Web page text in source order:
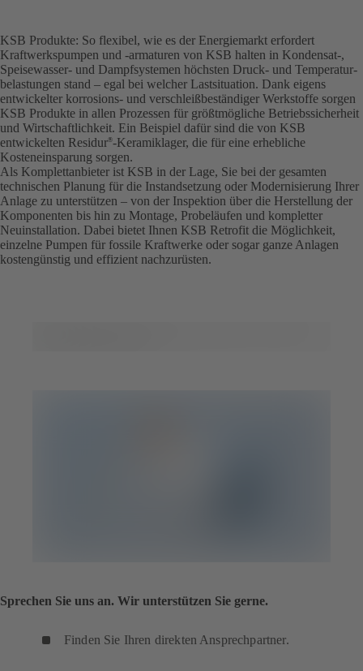
KSB Produkte: So flexibel, wie es der Energiemarkt erfordert
Kraftwerkspumpen und -armaturen von KSB halten in Kondensat-,
Speisewasser- und Dampfsystemen höchsten Druck- und Temperatur­
belastungen stand – egal bei welcher Lastsituation. Dank eigens
entwickelter korrosions- und verschleiß­beständiger Werkstoffe sorgen
KSB Produkte in allen Prozessen für größtmögliche Betriebssicherheit
und Wirtschaftlichkeit. Ein Beispiel dafür sind die von KSB
entwickelten Residur® -Keramiklager, die für eine erhebliche
Kosteneinsparung sorgen.
Als Komplettanbieter ist KSB in der Lage, Sie bei der gesamten
technischen Planung für die Instandsetzung oder Modernisierung Ihrer
Anlage zu unterstützen – von der Inspektion über die Herstellung der
Komponenten bis hin zu Montage, Probeläufen und kompletter
Neuinstallation. Dabei bietet Ihnen KSB Retrofit die Möglichkeit,
einzelne Pumpen für fossile Kraftwerke oder sogar ganze Anlagen
kostengünstig und effizient nachzurüsten.
Sprechen Sie uns an. Wir unterstützen Sie gerne.
Finden Sie Ihren direkten Ansprechpartner.